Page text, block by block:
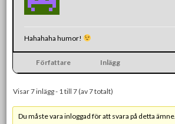
Hahahaha humor!
Författare Inlägg
Visar 7 inlägg - 1 till 7 (av 7 totalt)
Du måste vara inloggad för att svara på detta ämne.